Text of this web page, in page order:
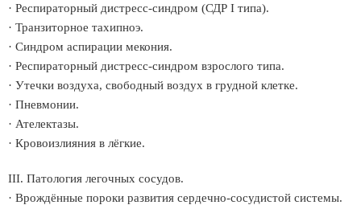
· Респираторный дистресс-синдром (СДР I типа).
· Транзиторное тахипноэ.
· Синдром аспирации мекония.
· Респираторный дистресс-синдром взрослого типа.
· Утечки воздуха, свободный воздух в грудной клетке.
· Пневмонии.
· Ателектазы.
· Кровоизлияния в лёгкие.
III. Патология легочных сосудов.
· Врождённые пороки развития сердечно-сосудистой системы.